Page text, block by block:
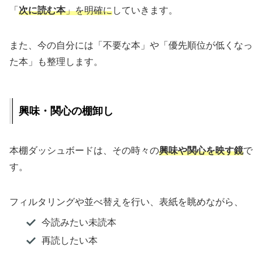
「 次に読む本」を明確にしていきます。
また、今の自分には「不要な本」や「優先順位が低くなっ
た本」も整理します。
興味・関心の棚卸し
本棚ダッシュボードは、その時々の興味や関心を映す鏡で
す。
フィルタリングや並べ替えを行い、表紙を眺めながら、
今読みたい未読本
再読したい本